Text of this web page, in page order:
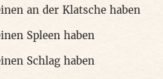
an der Klatsche haben
Spleen haben
Schlag haben